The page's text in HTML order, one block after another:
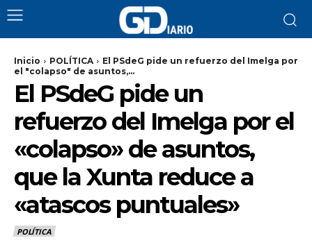
Inicio POLÍTICA
El PSdeG pide un refuerzo del Imelga por
el "colapso" de asuntos,...
El PSdeG pide un
refuerzo del Imelga por el
«colapso» de asuntos,
que la Xunta reduce a
«atascos puntuales»
POLÍTICA